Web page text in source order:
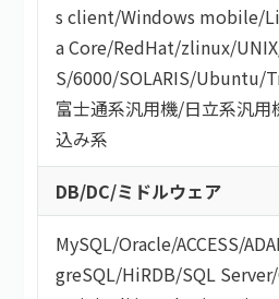
s client/Windows mobile/
a Core/RedHat/zlinux/UNIX
S/6000/SOLARIS/Ubuntu/
富士通系汎用機/日立系汎用
込み系
DB/DC/ミドルウェア
MySQL/Oracle/ACCESS/
greSQL/HiRDB/SQL Server/